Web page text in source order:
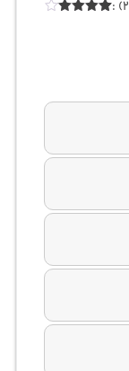
ratings